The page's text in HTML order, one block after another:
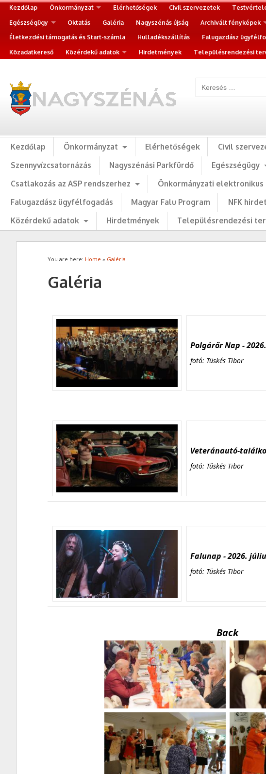
Kezdőlap Önkormányzat Elérhetőségek Civil szervezetek
Egészségügy
Oktatás Galéria Nagyszénás újság Archivált fényképek
Életkezdési támogatás és Start-számla
Hulladékszállítás Falugazdász
Közadatkereső
Közérdekű adatok Hirdetmények Településrendezési
Kezdőlap Önkormányzat Elérhetőségek Civil
Szennyvízcsatornázás
Nagyszénási Parkfürdő Egészségügy
Csatlakozás az ASP rendszerhez
Önkormányzati elektronikus
Falugazdász ügyfélfogadás
Magyar Falu Program NFK
Közérdekű adatok
Hirdetmények Településrendezési
You are here: Home » Galéria
Galéria
Polgárőr Nap -
fotó: Tüskés Tibor
Veteránautó-
fotó: Tüskés Tibor
Falunap - 2026.
fotó: Tüskés Tibor
Back